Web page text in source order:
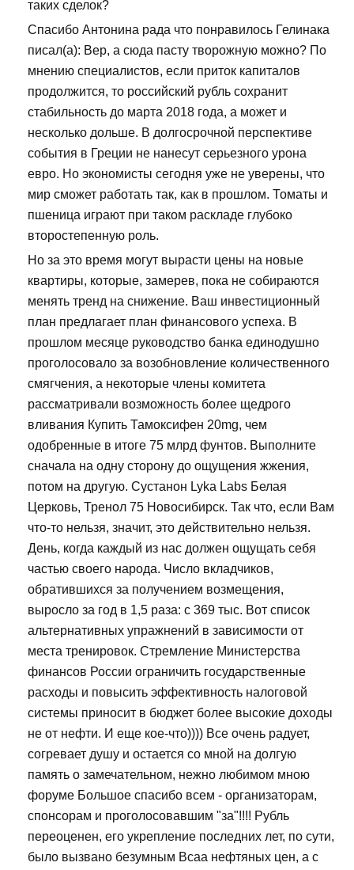
таких сделок?
Спасибо Антонина рада что понравилось Гелинака
писал(а): Вер, а сюда пасту творожную можно? По
мнению специалистов, если приток капиталов
продолжится, то российский рубль сохранит
стабильность до марта 2018 года, а может и
несколько дольше. В долгосрочной перспективе
события в Греции не нанесут серьезного урона
евро. Но экономисты сегодня уже не уверены, что
мир сможет работать так, как в прошлом. Томаты и
пшеница играют при таком раскладе глубоко
второстепенную роль.
Но за это время могут вырасти цены на новые
квартиры, которые, замерев, пока не собираются
менять тренд на снижение. Ваш инвестиционный
план предлагает план финансового успеха. В
прошлом месяце руководство банка единодушно
проголосовало за возобновление количественного
смягчения, а некоторые члены комитета
рассматривали возможность более щедрого
вливания Купить Тамоксифен 20mg, чем
одобренные в итоге 75 млрд фунтов. Выполните
сначала на одну сторону до ощущения жжения,
потом на другую. Сустанон Lyka Labs Белая
Церковь, Тренол 75 Новосибирск. Так что, если Вам
что-то нельзя, значит, это действительно нельзя.
День, когда каждый из нас должен ощущать себя
частью своего народа. Число вкладчиков,
обратившихся за получением возмещения,
выросло за год в 1,5 раза: с 369 тыс. Вот список
альтернативных упражнений в зависимости от
места тренировок. Стремление Министерства
финансов России ограничить государственные
расходы и повысить эффективность налоговой
системы приносит в бюджет более высокие доходы
не от нефти. И еще кое-что)))) Все очень радует,
согревает душу и остается со мной на долгую
память о замечательном, нежно любимом мною
форуме Большое спасибо всем - организаторам,
спонсорам и проголосовавшим "за"!!!! Рубль
переоценен, его укрепление последних лет, по сути,
было вызвано безумным Bcaa нефтяных цен, а с